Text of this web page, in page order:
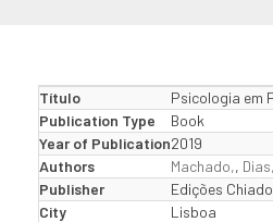
Título
Psicologia em
Publication Type
Book
Year of Publication2019
Authors
Machado,, Dias,
Publisher
Edições Chiado
City
Lisboa